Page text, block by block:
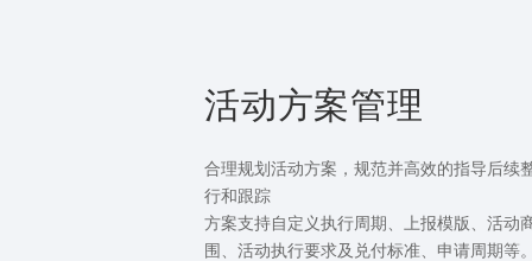
活动方案管理
合理规划活动方案，规范并高效的指导后续
行和跟踪
方案支持自定义执行周期、上报模版、活动
围、活动执行要求及兑付标准、申请周期等